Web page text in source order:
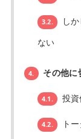
3.2.
し
ない
4. その他に
4.1. 投
4.2. ト